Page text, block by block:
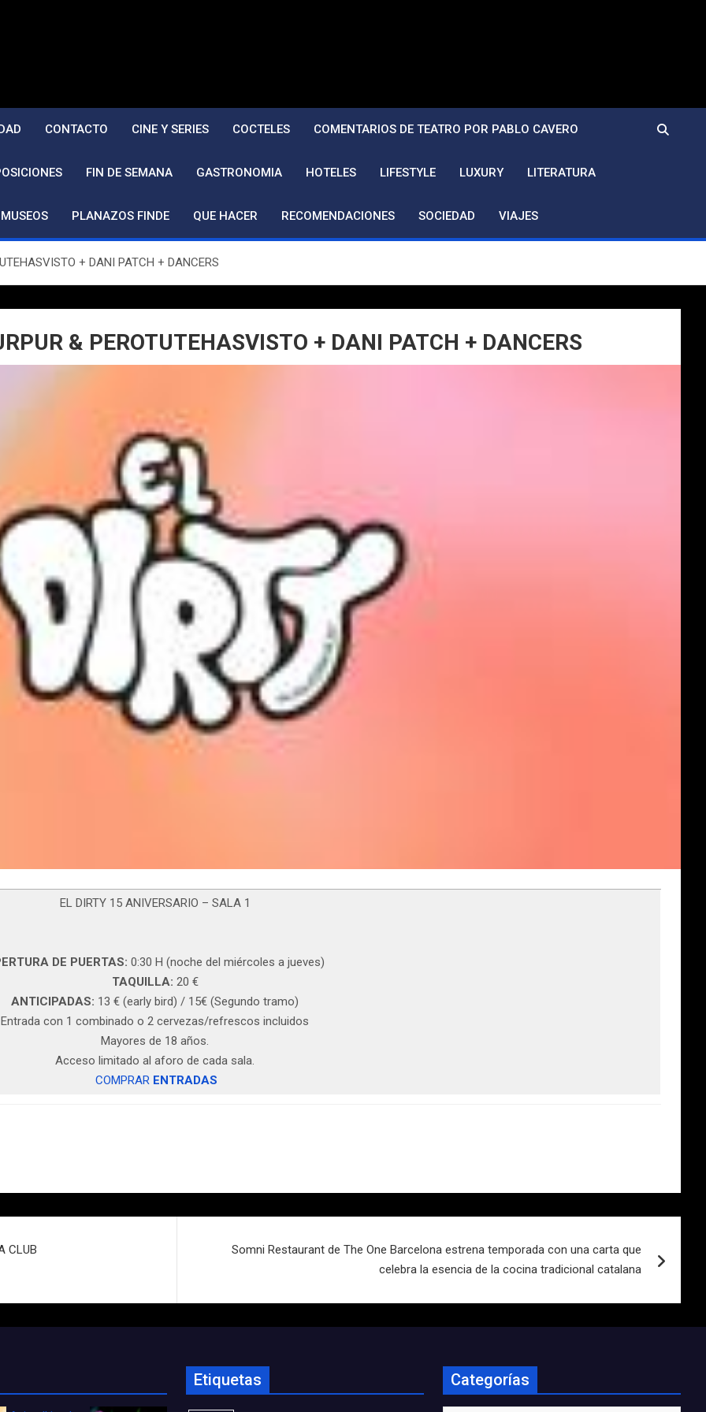
CONTACTO CINE Y SERIES COCTELES COMENTARIOS DE TEATRO POR PABLO CAVERO
FIN DE SEMANA GASTRONOMIA HOTELES LIFESTYLE LUXURY LITERATURA
MUSEOS PLANAZOS FINDE QUE HACER RECOMENDACIONES SOCIEDAD VIAJES
+ DANI PATCH + DANCERS
& PEROTUTEHASVISTO + DANI PATCH + DANCERS
EL DIRTY 15 ANIVERSARIO – SALA 1
DE PUERTAS: 0:30 H (noche del miércoles a jueves)
TAQUILLA: 20 €
ANTICIPADAS: 13 € (early bird) / 15€ (Segundo tramo)
Entrada con 1 combinado o 2 cervezas/refrescos incluidos
Mayores de 18 años.
Acceso limitado al aforo de cada sala.
COMPRAR ENTRADAS
CLUB
Somni Restaurant de The One Barcelona estrena temporada con una carta que
celebra la esencia de la cocina tradicional catalana
Etiquetas Categorías